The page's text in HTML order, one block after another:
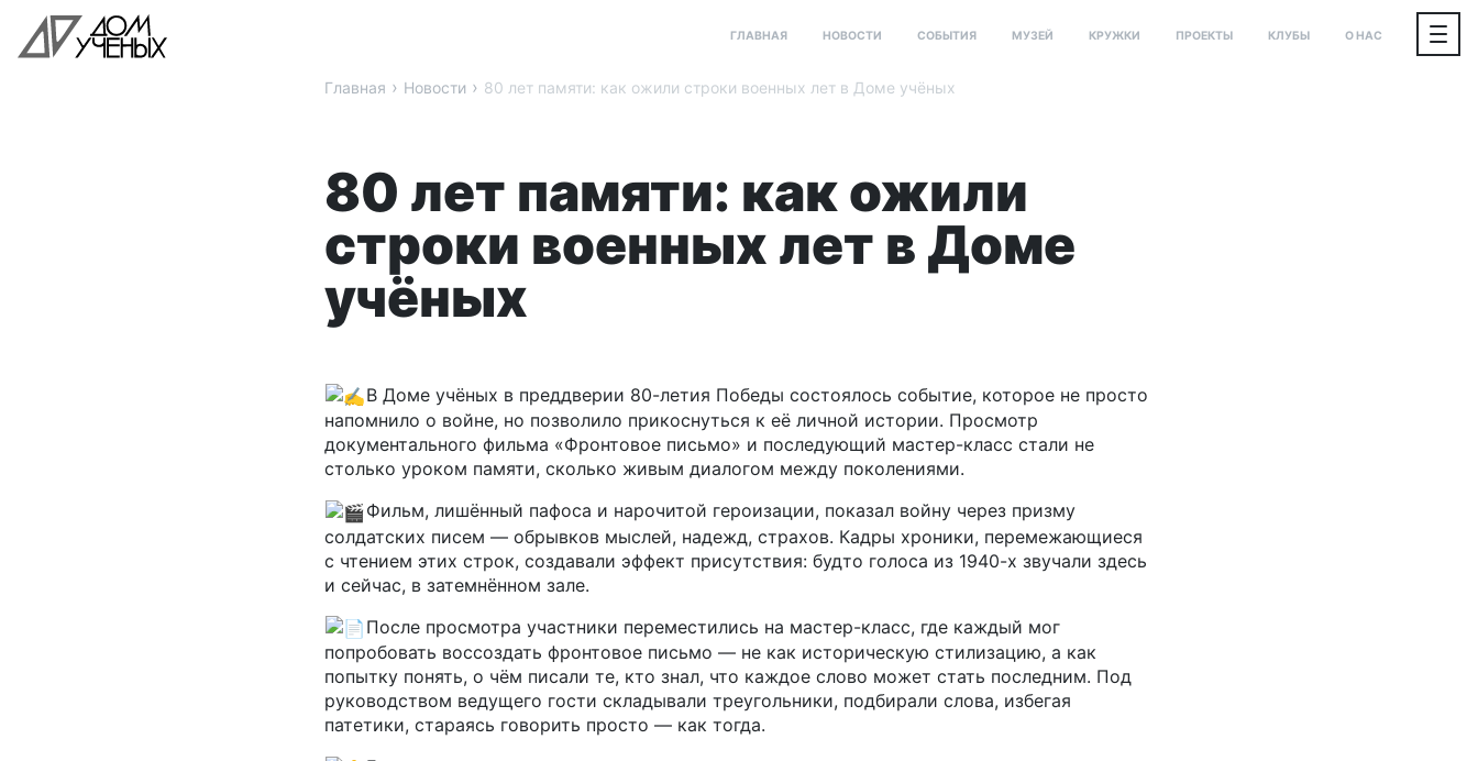
ГЛАВНАЯ НОВОСТИ СОБЫТИЯ МУЗЕЙ КРУЖКИ ПРОЕКТЫ КЛУБЫ О НАС
Главная › Новости › 80 лет памяти: как ожили строки военных лет в Доме учёных
80 лет памяти: как ожили
строки военных лет в Доме
учёных
В Доме учёных в преддверии 80-летия Победы состоялось событие, которое не просто
напомнило о войне, но позволило прикоснуться к её личной истории. Просмотр
документального фильма «Фронтовое письмо» и последующий мастер-класс стали не
столько уроком памяти, сколько живым диалогом между поколениями.
Фильм, лишённый пафоса и нарочитой героизации, показал войну через призму
солдатских писем — обрывков мыслей, надежд, страхов. Кадры хроники, перемежающиеся
с чтением этих строк, создавали эффект присутствия: будто голоса из 1940-х звучали здесь
и сейчас, в затемнённом зале.
После просмотра участники переместились на мастер-класс, где каждый мог
попробовать воссоздать фронтовое письмо — не как историческую стилизацию, а как
попытку понять, о чём писали те, кто знал, что каждое слово может стать последним. Под
руководством ведущего гости складывали треугольники, подбирали слова, избегая
патетики, стараясь говорить просто — как тогда.